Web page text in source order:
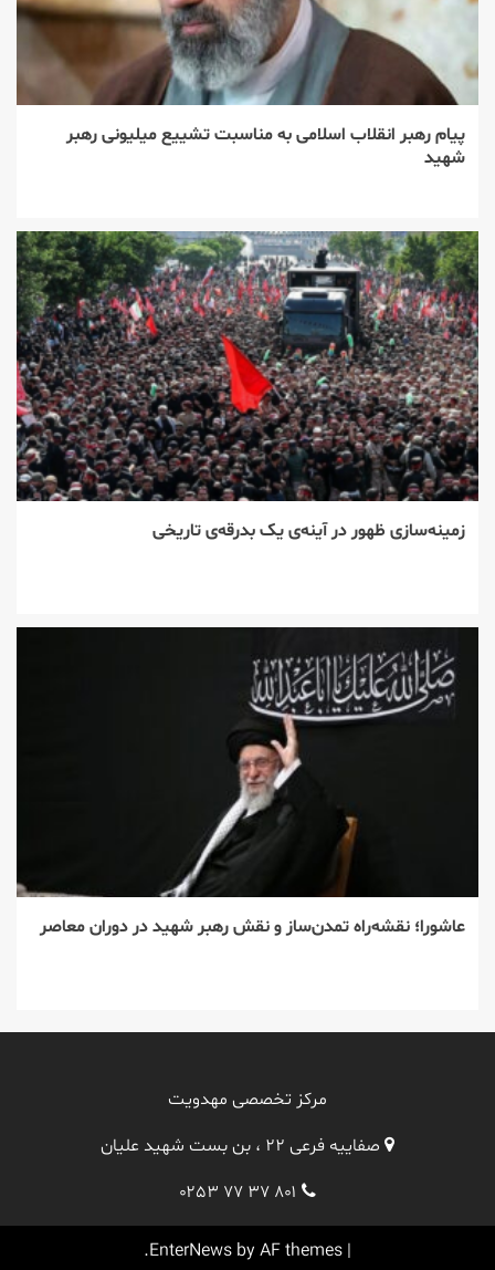
پیام رهبر انقلاب اسلامی به مناسبت تشییع میلیونی رهبر
شهید
زمینه‌سازی ظهور در آینه‌ی یک بدرقه‌ی تاریخی
عاشورا؛ نقشه‌راه تمدن‌ساز و نقش رهبر شهید در دوران معاصر
مرکز تخصصی مهدویت
صفاییه فرعی ۲۲ ، بن بست شهید علیان
۰۲۵۳ ۷۷ ۳۷ ۸۰۱
|
EnterNews by AF themes.